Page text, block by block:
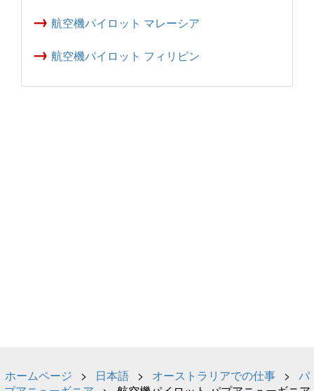
→ 航空機パイロット マレーシア
→ 航空機パイロット フィリピン
ホームページ > 日本語> オーストラリアでの仕事> パ